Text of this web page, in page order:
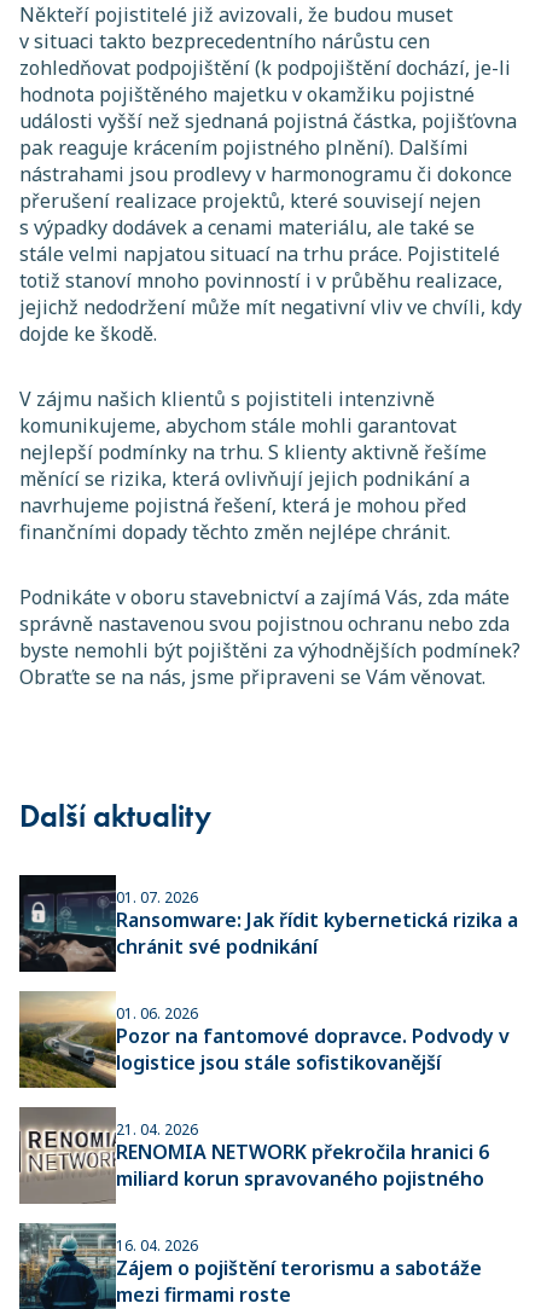
Někteří pojistitelé již avizovali, že budou muset
v situaci takto bezprecedentního nárůstu cen
zohledňovat podpojištění (k podpojištění dochází, je-li
hodnota pojištěného majetku v okamžiku pojistné
události vyšší než sjednaná pojistná částka, pojišťovna
pak reaguje krácením pojistného plnění). Dalšími
nástrahami jsou prodlevy v harmonogramu či dokonce
přerušení realizace projektů, které souvisejí nejen
s výpadky dodávek a cenami materiálu, ale také se
stále velmi napjatou situací na trhu práce. Pojistitelé
totiž stanoví mnoho povinností i v průběhu realizace,
jejichž nedodržení může mít negativní vliv ve chvíli, kdy
dojde ke škodě.
V zájmu našich klientů s pojistiteli intenzivně
komunikujeme, abychom stále mohli garantovat
nejlepší podmínky na trhu. S klienty aktivně řešíme
měnící se rizika, která ovlivňují jejich podnikání a
navrhujeme pojistná řešení, která je mohou před
finančními dopady těchto změn nejlépe chránit.
Podnikáte v oboru stavebnictví a zajímá Vás, zda máte
správně nastavenou svou pojistnou ochranu nebo zda
byste nemohli být pojištěni za výhodnějších podmínek?
Obraťte se na nás, jsme připraveni se Vám věnovat.
Další aktuality
01. 07. 2026
Ransomware: Jak řídit kybernetická rizika a
chránit své podnikání
01. 06. 2026
Pozor na fantomové dopravce. Podvody v
logistice jsou stále sofistikovanější
21. 04. 2026
RENOMIA NETWORK překročila hranici 6
miliard korun spravovaného pojistného
16. 04. 2026
Zájem o pojištění terorismu a sabotáže
mezi firmami roste